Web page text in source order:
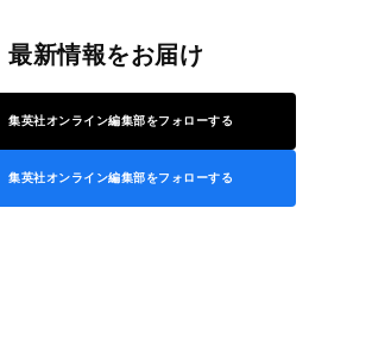
最新情報をお届け
集英社オンライン編集部をフォローする
集英社オンライン編集部をフォローする